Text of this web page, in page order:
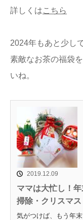
詳しくはこちら
2024年もあと少し
素敵なお茶の福袋
いね。
2019.12.09
ママは大忙し！
掃除・クリスマ
気がつけば、もう年